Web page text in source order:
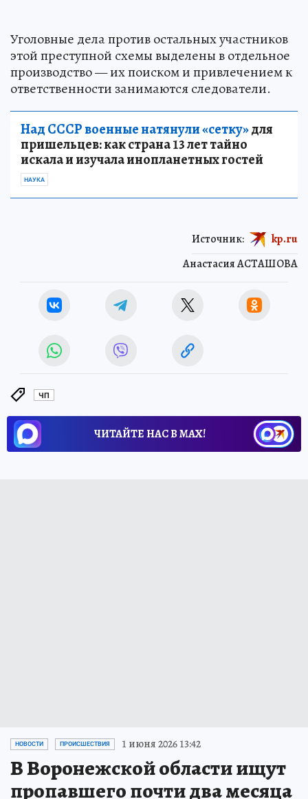
Уголовные дела против остальных участников
этой преступной схемы выделены в отдельное
производство — их поиском и привлечением к
ответственности занимаются следователи.
Над СССР военные натянули «сетку»для
пришельцев: как страна 13 лет тайно
искала и изучала инопланетных гостей
НАУКА
Анастасия АСТАШОВА
Источник: kp.ru
ЧП
ЧИТАЙТЕ НАС В МАХ!
НОВОСТИ ПРОИСШЕСТВИЯ 1 июня 2026 13:42
В Воронежской области ищут
пропавшего почти два месяца